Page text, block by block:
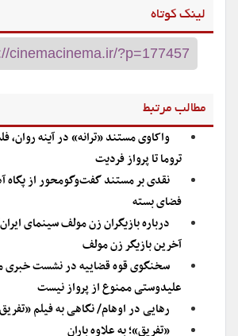
لینک کوتاه
مطالب مرتبط
واکاوی مستند «ترانه» در آینه روان،
تروما تا پرواز فردیت
نقدی بر مستند گفت‌وگومحور از پگاه
فضای بسته
درباره بازیگران زن مولف سینمای
آخرین بازیگر زن مولف
سخنگوی قوه قضاییه در نشست خبری
علیدوستی ممنوع از پرواز نیست
رهایی در اوهام/ نگاهی به فیلم
«تفریق»؛ به علاوه باران